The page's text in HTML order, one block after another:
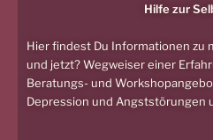
Hilfe zur
Hier findest Du Informationen zu
und jetzt? Wegweiser einer
Beratungs- und
Depression und Angststörungen